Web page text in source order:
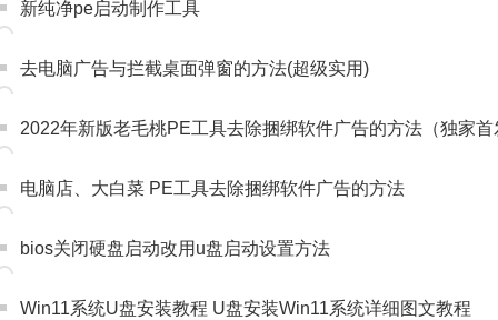
新纯净pe启动制作工具
去电脑广告与拦截桌面弹窗的方法(超级实用)
2022年新版老毛桃PE工具去除捆绑软件广告的方法（独家首
电脑店、大白菜 PE工具去除捆绑软件广告的方法
bios关闭硬盘启动改用u盘启动设置方法
Win11系统U盘安装教程 U盘安装Win11系统详细图文教程